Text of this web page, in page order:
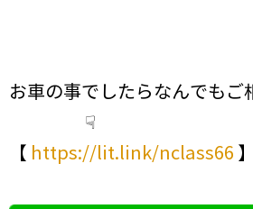
お車の事でしたらなんでもご
☟
【 https://lit.link/nclass66 】